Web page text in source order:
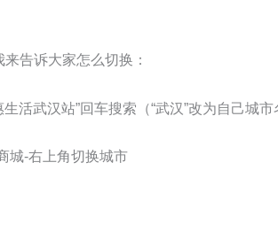
告诉大家怎么切换：
活武汉站”回车搜索（“武汉”改为自己城
城-右上角切换城市